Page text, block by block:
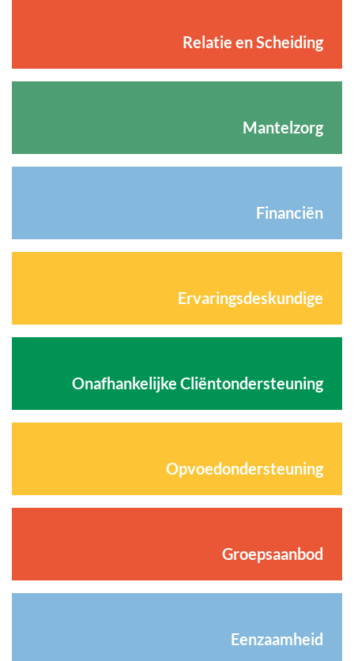
Relatie en Scheiding
Mantelzorg
Financiën
Ervaringsdeskundige
Onafhankelijke Cliëntondersteuning
Opvoedondersteuning
Groepsaanbod
Eenzaamheid